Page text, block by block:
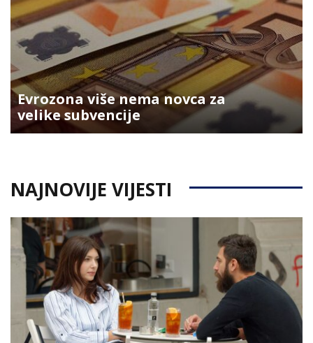
Evrozona više nema novca za
velike subvencije
NAJNOVIJE VIJESTI